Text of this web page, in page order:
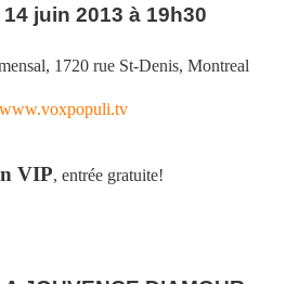
juin 2013 à 19h30
1720 rue St-Denis, Montreal
VIP, entrée gratuite!